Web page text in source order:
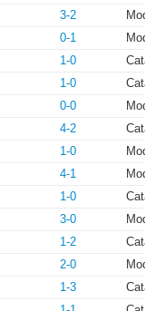
3-2
0-1
1-0
1-0
0-0
4-2
1-0
4-1
1-0
3-0
1-2
2-0
1-3